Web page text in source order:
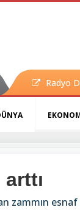
Radyo
zammın